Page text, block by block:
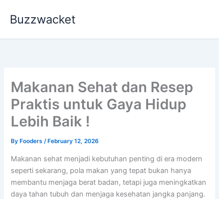
Buzzwacket
Makanan Sehat dan Resep
Praktis untuk Gaya Hidup
Lebih Baik !
By Fooders/ February 12, 2026
Makanan sehat menjadi kebutuhan penting di era modern
seperti sekarang, pola makan yang tepat bukan hanya
membantu menjaga berat badan, tetapi juga meningkatkan
daya tahan tubuh dan menjaga kesehatan jangka panjang.